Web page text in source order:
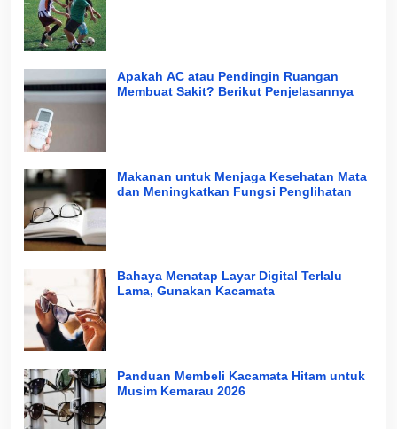
Apakah AC atau Pendingin Ruangan
Membuat Sakit? Berikut Penjelasannya
Makanan untuk Menjaga Kesehatan Mata
dan Meningkatkan Fungsi Penglihatan
Bahaya Menatap Layar Digital Terlalu
Lama, Gunakan Kacamata
Panduan Membeli Kacamata Hitam untuk
Musim Kemarau 2026